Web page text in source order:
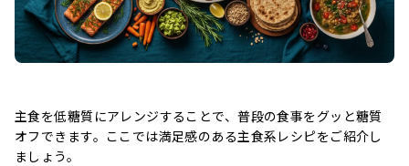
主食を低糖質にアレンジすることで、普段の食事をグッと糖質
オフできます。ここでは満足感のある主食系レシピをご紹介し
ましょう。